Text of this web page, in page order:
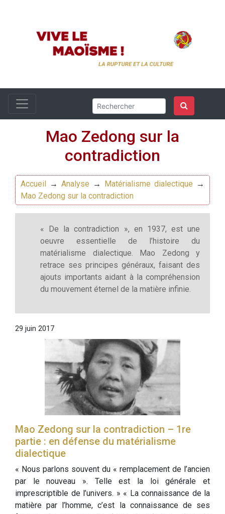
Mao Zedong sur la
contradiction
Accueil → Analyse → Matérialisme dialectique →
Mao Zedong sur la contradiction
« De la contradiction », en 1937, est une
oeuvre essentielle de l’histoire du
matérialisme dialectique. Mao Zedong y
retrace ses principes généraux, faisant des
ajouts importants aidant à la compréhension
du mouvement éternel de la matière infinie.
29 juin 2017
Mao Zedong sur la contradiction – 1re
partie : en défense du matérialisme
dialectique
« Nous parlons souvent du « remplacement de l’ancien
par le nouveau ». Telle est la loi générale et
imprescriptible de l’univers. » « La connaissance de la
matière par l’homme, c’est la connaissance de ses